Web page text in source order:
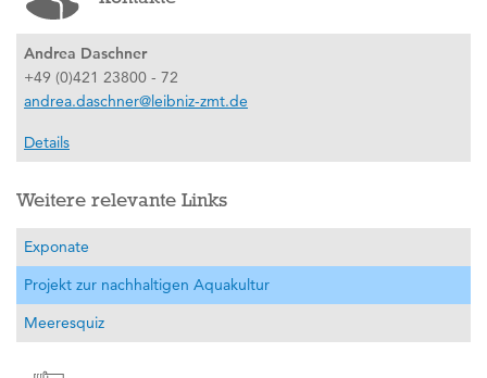
Andrea Daschner
+49 (0)421 23800 - 72
andrea.daschner@leibniz-zmt.de
Details
Weitere relevante Links
Exponate
Projekt zur nachhaltigen Aquakultur
Meeresquiz